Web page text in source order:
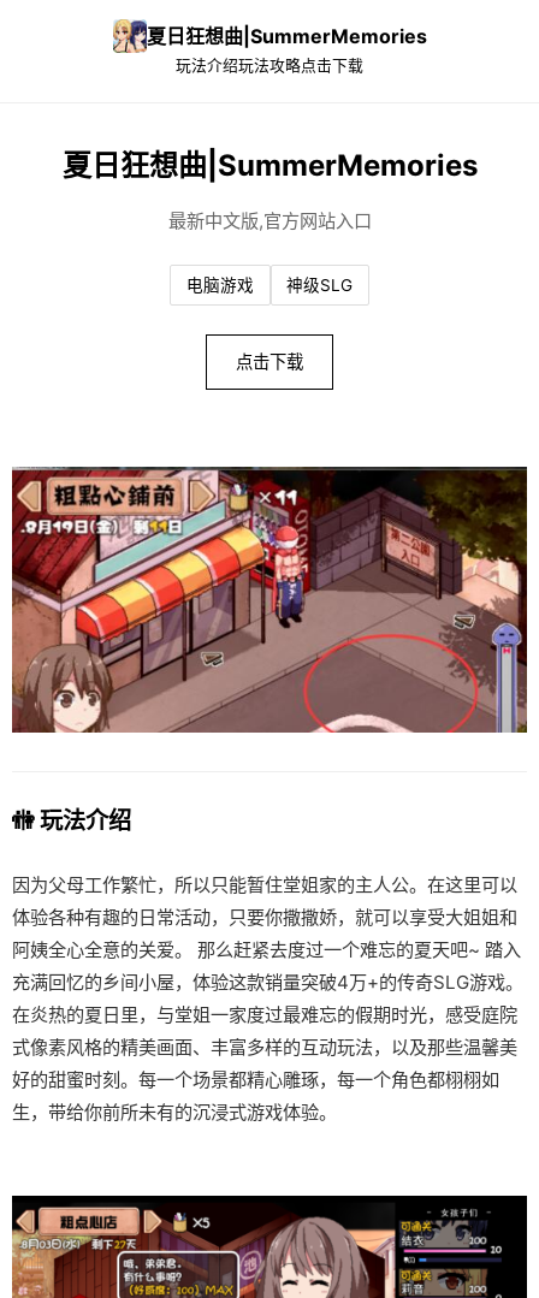
夏日狂想曲|SummerMemories
玩法介绍玩法攻略点击下载
夏日狂想曲|SummerMemories
最新中文版,官方网站入口
电脑游戏 神级SLG
点击下载
🚻 玩法介绍
因为父母工作繁忙，所以只能暂住堂姐家的主人公。在这里可以
体验各种有趣的日常活动，只要你撒撒娇，就可以享受大姐姐和
阿姨全心全意的关爱。 那么赶紧去度过一个难忘的夏天吧~ 踏入
充满回忆的乡间小屋，体验这款销量突破4万+的传奇SLG游戏。
在炎热的夏日里，与堂姐一家度过最难忘的假期时光，感受庭院
式像素风格的精美画面、丰富多样的互动玩法，以及那些温馨美
好的甜蜜时刻。每一个场景都精心雕琢，每一个角色都栩栩如
生，带给你前所未有的沉浸式游戏体验。